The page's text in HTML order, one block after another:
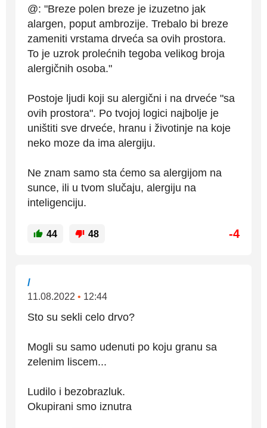
@: "Breze polen breze je izuzetno jak
alargen, poput ambrozije. Trebalo bi breze
zameniti vrstama drveća sa ovih prostora.
To je uzrok prolećnih tegoba velikog broja
alergičnih osoba."
Postoje ljudi koji su alergični i na drveće "sa
ovih prostora". Po tvojoj logici najbolje je
uništiti sve drveće, hranu i životinje na koje
neko moze da ima alergiju.
Ne znam samo sta ćemo sa alergijom na
sunce, ili u tvom slučaju, alergiju na
inteligenciju.
44 48 -4
/
11.08.2022 • 12:44
Sto su sekli celo drvo?
Mogli su samo udenuti po koju granu sa
zelenim liscem...
Ludilo i bezobrazluk.
Okupirani smo iznutra